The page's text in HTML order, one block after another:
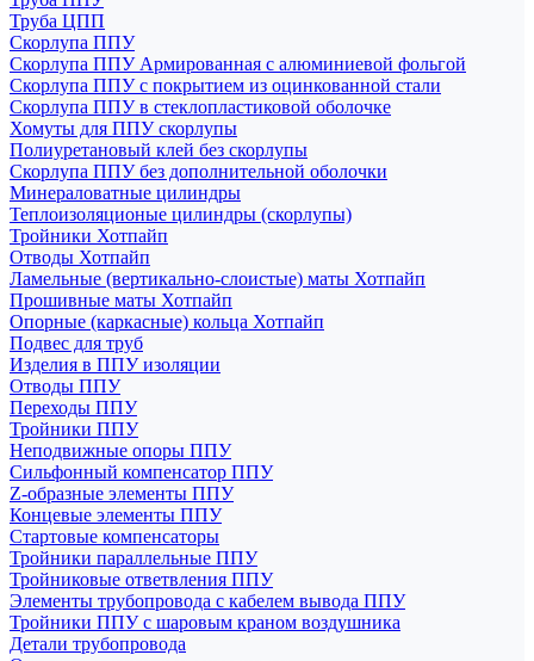
Труба ЦПП
Скорлупа ППУ
Скорлупа ППУ Армированная с алюминиевой фольгой
Скорлупа ППУ с покрытием из оцинкованной стали
Скорлупа ППУ в стеклопластиковой оболочке
Хомуты для ППУ скорлупы
Полиуретановый клей без скорлупы
Скорлупа ППУ без дополнительной оболочки
Минераловатные цилиндры
Теплоизоляционые цилиндры (скорлупы)
Тройники Хотпайп
Отводы Хотпайп
Ламельные (вертикально-слоистые) маты Хотпайп
Прошивные маты Хотпайп
Опорные (каркасные) кольца Хотпайп
Подвес для труб
Изделия в ППУ изоляции
Отводы ППУ
Переходы ППУ
Тройники ППУ
Неподвижные опоры ППУ
Cильфонный компенсатор ППУ
Z-образные элементы ППУ
Концевые элементы ППУ
Стартовые компенсаторы
Тройники параллельные ППУ
Тройниковые ответвления ППУ
Элементы трубопровода с кабелем вывода ППУ
Тройники ППУ с шаровым краном воздушника
Детали трубопровода